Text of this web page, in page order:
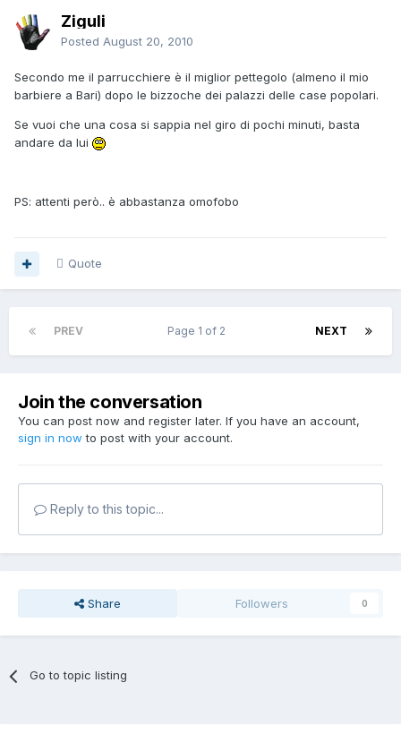
Ziguli
Posted August 20, 2010
Secondo me il parrucchiere è il miglior pettegolo (almeno il mio
barbiere a Bari) dopo le bizzoche dei palazzi delle case popolari.
Se vuoi che una cosa si sappia nel giro di pochi minuti, basta
andare da lui
PS: attenti però.. è abbastanza omofobo
Quote
PREV NEXT
Page 1 of 2
Join the conversation
You can post now and register later. If you have an account,
sign in now to post with your account.
Reply to this topic...
Share Followers 0
Go to topic listing